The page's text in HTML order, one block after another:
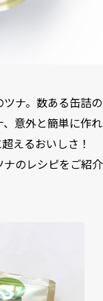
ナ。数ある缶詰の
意外と簡単に作れ
えるおいしさ！
のレシピをご紹介